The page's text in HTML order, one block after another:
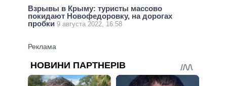
Взрывы в Крыму: туристы массово
покидают Новофедоровку, на дорогах
пробки 9 августа 2022, 16:58